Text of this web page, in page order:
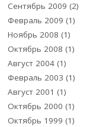
Сентябрь 2009 (2)
Февраль 2009 (1)
Ноябрь 2008 (1)
Октябрь 2008 (1)
Август 2004 (1)
Февраль 2003 (1)
Август 2001 (1)
Октябрь 2000 (1)
Октябрь 1999 (1)